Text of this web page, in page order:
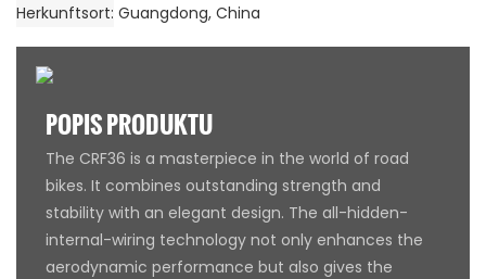
Herkunftsort Guangdong, China
POPIS PRODUKTU
The CRF36 is a masterpiece in the world of road
bikes. It combines outstanding strength and
stability with an elegant design. The all-hidden-
internal-wiring technology not only enhances the
aerodynamic performance but also gives the